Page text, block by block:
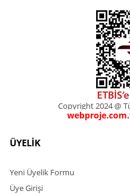
Copyright 2024 @
ÜYELİK
Yeni Üyelik Formu
Üye Girişi